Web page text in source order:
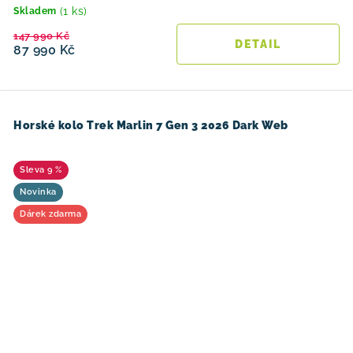
Skladem (1 ks)
87 990 Kč
147 990 Kč
Horské kolo Trek Marlin 7 Gen 3 2026 Dark Web
9 %
Novinka
Dárek zdarma